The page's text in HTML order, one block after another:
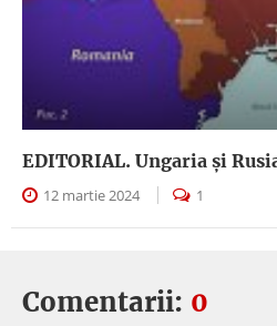
EDITORIAL. Ungaria şi
12 martie 2024 1
Comentarii: 0